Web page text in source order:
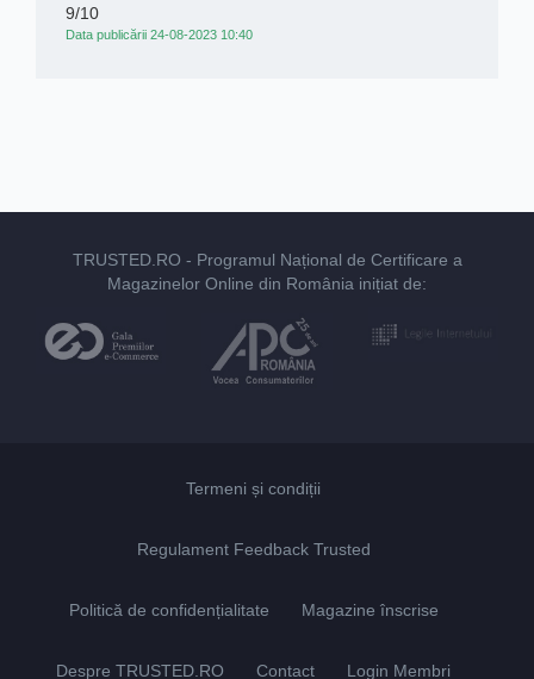
9/10
Data publicării 24-08-2023 10:40
TRUSTED.RO - Programul Național de Certificare a
Magazinelor Online din România inițiat de:
Termeni și condiții
Regulament Feedback Trusted
Politică de confidențialitate Magazine înscrise
Despre TRUSTED.RO Contact Login Membri